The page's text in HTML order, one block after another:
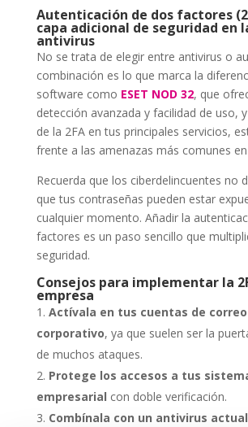
Autenticación de dos factores
capa adicional de seguridad en
antivirus
No se trata de elegir entre antivirus o
combinación es lo que marca la
software como ESET NOD 32, que
detección avanzada y facilidad de uso,
de la 2FA en tus principales servicios,
frente a las amenazas más comunes
Recuerda que los ciberdelincuentes no
que tus contraseñas pueden estar
cualquier momento. Añadir la
factores es un paso sencillo que
seguridad.
Consejos para implementar la
empresa
Actívala en tus cuentas de
corporativo, ya que suelen ser la
de muchos ataques.
Protege los accesos a tus
empresarial con doble verificación.
Combínala con un antivirus